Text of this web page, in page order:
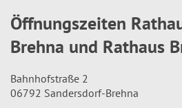
Öffnungszeiten
Brehna und Rathaus
Bahnhofstraße 2
06792 Sandersdorf-Brehna